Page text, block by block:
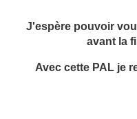
J'espère pouvoir
avant la
Avec cette PAL je